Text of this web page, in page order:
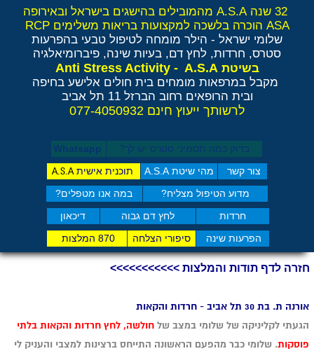
צור קשר מהי שיטת A.S.A תוכנית אישיתA.S.A
חרדות לחץ דם גבוה דיכאון
מדוע הטיפול מצליח? במה אנו מטפלים?
הפרעות שינה סיפורי הצלחה 870 המלצות
בדוק כמה תסמיני סט​רס יש לך? Whatsapp
32 שנה A.S.A מהמובילים בהישגים בישראל ובאירופה
ASA הוכרה בלשכה למקצועות בריאות משלימים RCP
שלומי ישראל - הילר מומחה לטיפול טבעי בהפרעות
סטרס, חרדות, לחץ דם, בעיות שינה, פיברומיאלגיה
בשיטת Anti Stress Activity - A.S.A
מקבל במרפאות מומחים בית חולים אלישע בחיפה
ובית הרופאים רחוב הברזל 11 תל אביב
לרשותך ייעוץ חינם 077-4050932
אורנה ת. בת 30 תל אביב - חרדות והקאות
הגעתי לקליניקה של שלומי במצב של חולשה, לחץ חרדות והקאות בלתי
פוסקות. שלומי כבר מהפעם הראשונה התייחס ברצינות למצבי והעניק לי
חזרה לדף תודות והמלצות >>>>>>>>>>>